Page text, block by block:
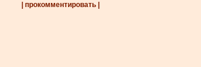
| прокомментировать |